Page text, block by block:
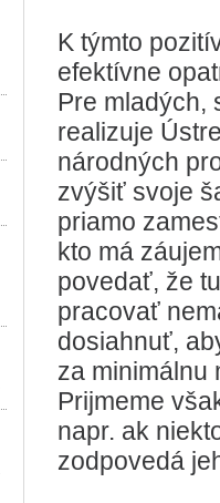
K týmto
efektívne
Pre mladých,
realizuje
národných
zvýšiť svoje
priamo
kto má
povedať, že
pracovať
dosiahnuť,
za minimálnu
Prijmeme
napr. ak
zodpovedá